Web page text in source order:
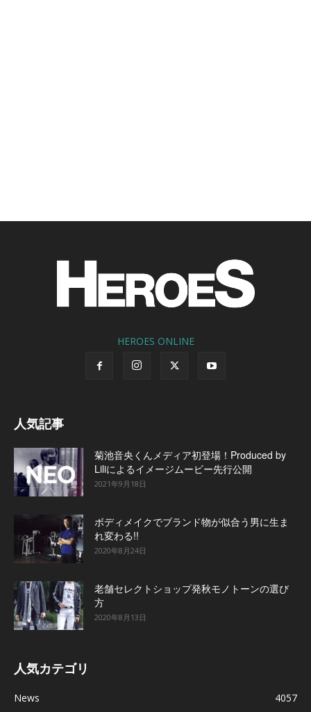
HEROES ONLINE
人気記事
菊池音央くんメディア初登場！Produced by
Liliによるイメージムービー先行公開
2021年9月18日
ボディメイクでブランド物が似合う男に生ま
れ変わる!!
2020年8月24日
老舗セレクトショップ発秋モノトーンの選び
方
2020年8月13日
人気カテゴリ
News
4057